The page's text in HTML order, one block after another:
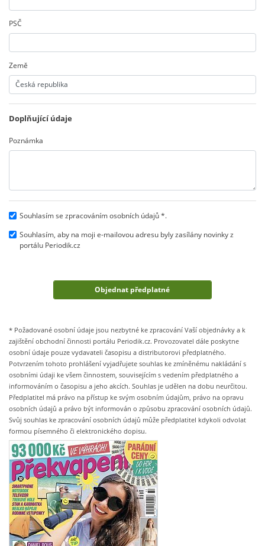
PSČ
Země
Doplňující údaje
Poznámka
Souhlasím se zpracováním osobních údajů *.
Souhlasím, aby na moji e-mailovou adresu byly zasílány novinky z
portálu Periodik.cz
* Požadované osobní údaje jsou nezbytné ke zpracování Vaší objednávky a k
zajištění obchodní činnosti portálu Periodik.cz. Provozovatel dále poskytne
osobní údaje pouze vydavateli časopisu a distributorovi předplatného.
Potvrzením tohoto prohlášení vyjadřujete souhlas ke zmíněnému nakládání s
osobními údaji ke všem činnostem, souvisejícím s vedením předplatného a
informováním o časopisu a jeho akcích. Souhlas je udělen na dobu neurčitou.
Předplatitel má právo na přístup ke svým osobním údajům, právo na opravu
osobních údajů a právo být informován o způsobu zpracování osobních údajů.
Svůj souhlas ke zpracování osobních údajů může předplatitel kdykoli odvolat
formou písemného či elektronického dopisu.